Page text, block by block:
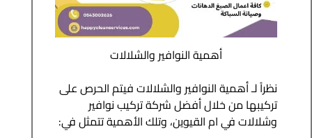
أهمية النوافير والشلالات
نظراً لـ أهمية النوافير والشلالات فيتم الحرص على
تركيبها من خلال أفضل شركة تركيب نوافير
وشلالات في ام القيوين، وتلك الأهمية تتمثل في: